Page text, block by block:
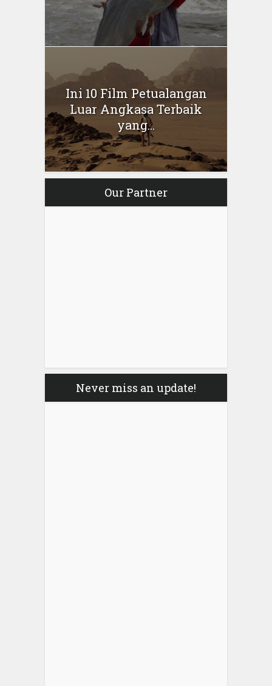
Ini 10 Film Petualangan
Luar Angkasa Terbaik
yang...
Our Partner
Never miss an update!